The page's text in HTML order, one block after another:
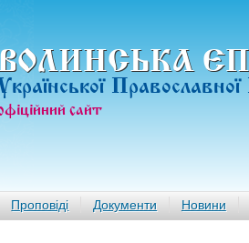
ВОЛИНСЬКА
сайт
Проповіді Документи Новини